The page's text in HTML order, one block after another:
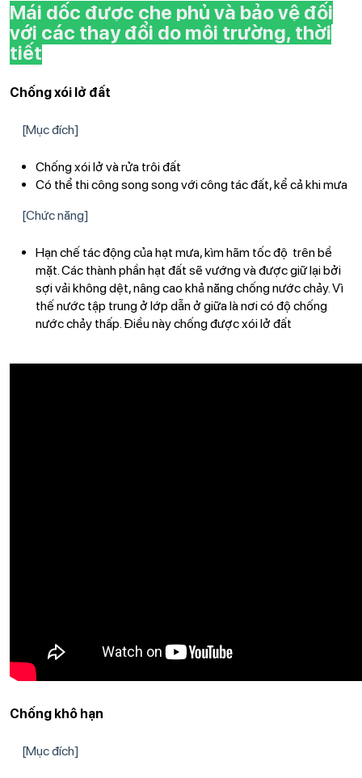
Mái dốc được che phủ và bảo vệ đối
với các thay đổi do môi trường, thời
tiết
Chống xói lở đất
[Mục đích]
Chống xói lở và rửa trôi đất
Có thể thi công song song với công tác đất, kể cả khi mưa
[Chức năng]
Hạn chế tác động của hạt mưa, kìm hãm tốc độ trên bề
mặt. Các thành phần hạt đất sẽ vướng và được giữ lại bởi
sợi vải không dệt, nâng cao khả năng chống nước chảy. Vì
thế nước tập trung ở lớp dẫn ở giữa là nơi có độ chống
nước chảy thấp. Điều này chống được xói lở đất
Chống khô hạn
[Mục đích]